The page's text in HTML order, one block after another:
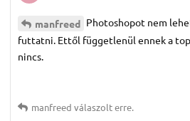
manfreed Photoshopot nem
futtatni. Ettől függetlenül ennek a
nincs.
manfreed válaszolt erre.